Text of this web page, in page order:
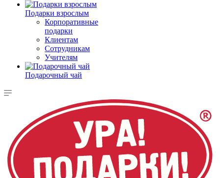
Подарки взрослым
Корпоративные
подарки
Клиентам
Сотрудникам
Учителям
Подарочный чай